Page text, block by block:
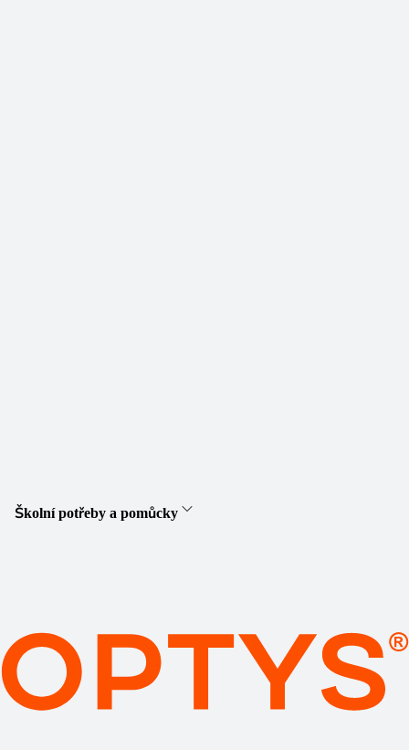
Školní potřeby a pomůcky